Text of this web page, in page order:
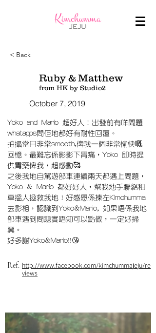
< Back
Ruby & Matthew
from HK by Studio2
October 7, 2019
Yoko and Mario 超好人！出發前有咩問題
whatapps問佢地都好有耐性回覆。
拍攝當日非常smooth,俾我一個非常愉快嘅
回憶。最難忘係影影下胃痛，Yoko 即時提
供胃藥俾我，超感動🥰
之後我地自駕遊部車連續兩天都遇上問題，
Yoko & Mario 都好好人，幫我地手聯絡租
車搵人拯救我地！好感恩係揀左Kimchumma
去影相，認識到Yoko&Mario, 如果唔係我地
部車遇到問題實唔知可以點做，一定好掃
興。
好多謝Yoko&Mario!!😘
Ref. http://www.facebook.com/kimchummajeju/re
views